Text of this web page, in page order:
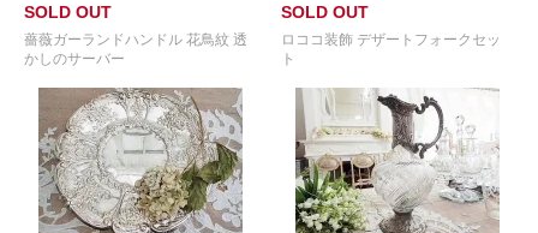
SOLD OUT
薔薇ガーランドハンドル 花鳥紋 透
かしのサーバー
SOLD OUT
ロココ装飾 デザートフォークセッ
ト